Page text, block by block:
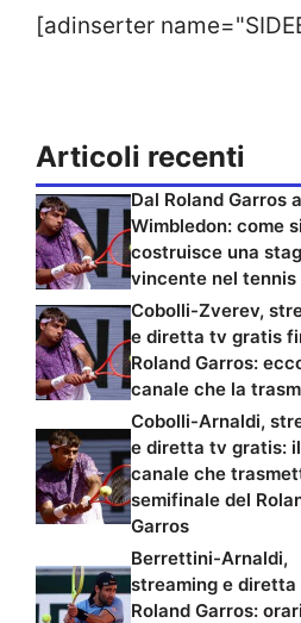
[adinserter
Articoli recenti
Dal Roland Garros a
Wimbledon: come si
costruisce una
vincente nel tennis
Cobolli-Zverev,
e diretta tv gratis
Roland Garros:
canale che la
Cobolli-Arnaldi,
e diretta tv gratis: il
canale che
semifinale del
Garros
Berrettini-Arnaldi,
streaming e diretta
Roland Garros: